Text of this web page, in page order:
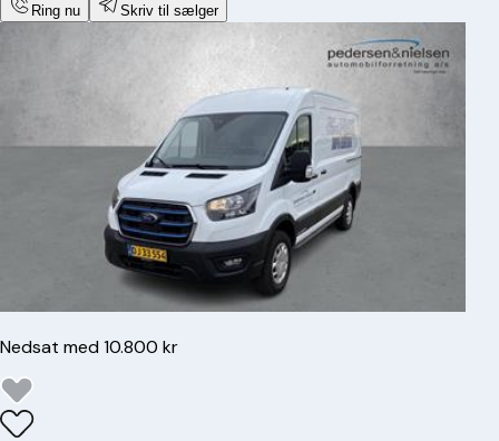
Ring nu Skriv til sælger
Nedsat med 10.800 kr